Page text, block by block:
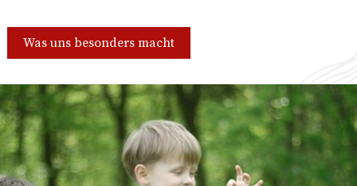
Was uns besonders macht